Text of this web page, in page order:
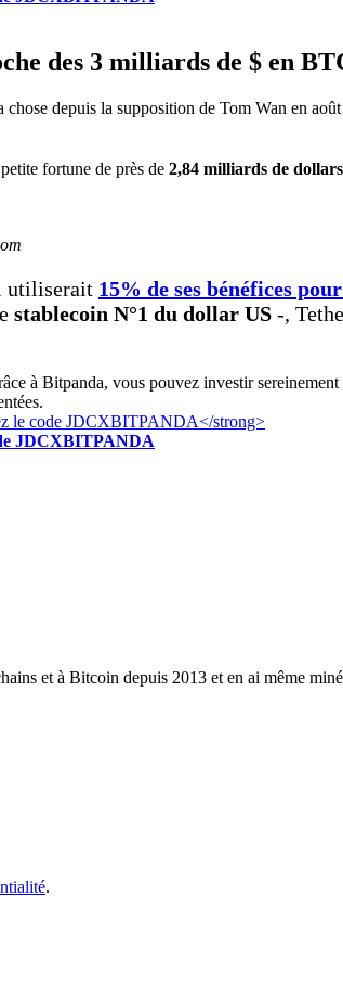
des 3 milliards de $ en
chose depuis la supposition de Tom Wan en
fortune de près de 2,84 milliards de dollars
utiliserait 15% de ses bénéfices
stablecoin N°1 du dollar US -,
à Bitpanda, vous pouvez investir
JDCXBITPANDA
et à Bitcoin depuis 2013 et en ai même
.